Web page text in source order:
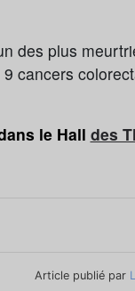
des plus
cancers
le Hall des
Article publié par